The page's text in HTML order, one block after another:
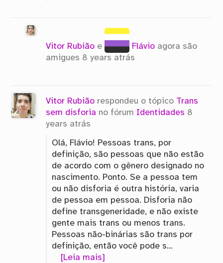
Vitor Rubião e Flávio agora são
amigues 8 years atrás
Vitor Rubião respondeu o tópico Trans
sem disforia no fórum Identidades 8
years atrás
Olá, Flávio! Pessoas trans, por
definição, são pessoas que não estão
de acordo com o gênero designado no
nascimento. Ponto. Se a pessoa tem
ou não disforia é outra história, varia
de pessoa em pessoa. Disforia não
define transgeneridade, e não existe
gente mais trans ou menos trans.
Pessoas não-binárias são trans por
definição, então você pode s…
[Leia mais]